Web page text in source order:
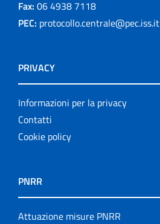
Fax: 06 4938 7118
PEC: protocollo.centrale@pec.iss.it
PRIVACY
Informazioni per la privacy
Contatti
Cookie policy
PNRR
Attuazione misure PNRR